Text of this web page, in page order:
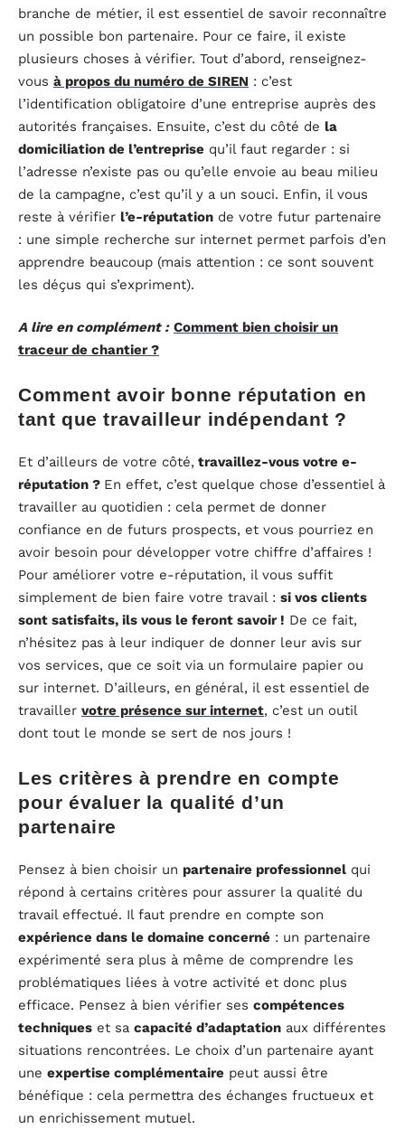
branche de métier, il est essentiel de savoir reconnaître
un possible bon partenaire. Pour ce faire, il existe
plusieurs choses à vérifier. Tout d’abord, renseignez-
vous à propos du numéro de SIREN : c’est
l’identification obligatoire d’une entreprise auprès des
autorités françaises. Ensuite, c’est du côté de la
domiciliation de l’entreprise qu’il faut regarder : si
l’adresse n’existe pas ou qu’elle envoie au beau milieu
de la campagne, c’est qu’il y a un souci. Enfin, il vous
reste à vérifier l’e-réputation de votre futur partenaire
: une simple recherche sur internet permet parfois d’en
apprendre beaucoup (mais attention : ce sont souvent
les déçus qui s’expriment).
A lire en complément : Comment bien choisir un
traceur de chantier ?
Comment avoir bonne réputation en
tant que travailleur indépendant ?
Et d’ailleurs de votre côté, travaillez-vous votre e-
réputation ? En effet, c’est quelque chose d’essentiel à
travailler au quotidien : cela permet de donner
confiance en de futurs prospects, et vous pourriez en
avoir besoin pour développer votre chiffre d’affaires !
Pour améliorer votre e-réputation, il vous suffit
simplement de bien faire votre travail : si vos clients
sont satisfaits, ils vous le feront savoir ! De ce fait,
n’hésitez pas à leur indiquer de donner leur avis sur
vos services, que ce soit via un formulaire papier ou
sur internet. D’ailleurs, en général, il est essentiel de
travailler votre présence sur internet, c’est un outil
dont tout le monde se sert de nos jours !
Les critères à prendre en compte
pour évaluer la qualité d’un
partenaire
Pensez à bien choisir un partenaire professionnel qui
répond à certains critères pour assurer la qualité du
travail effectué. Il faut prendre en compte son
expérience dans le domaine concerné : un partenaire
expérimenté sera plus à même de comprendre les
problématiques liées à votre activité et donc plus
efficace. Pensez à bien vérifier ses compétences
techniques et sa capacité d’adaptation aux différentes
situations rencontrées. Le choix d’un partenaire ayant
une expertise complémentaire peut aussi être
bénéfique : cela permettra des échanges fructueux et
un enrichissement mutuel.